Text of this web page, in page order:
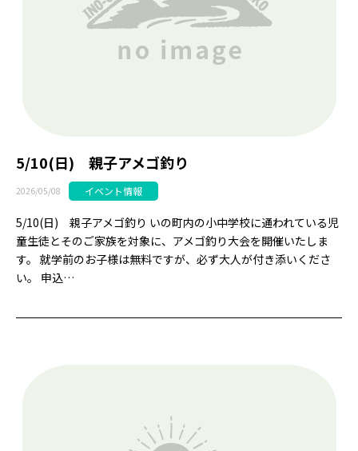
5/10(日) 親子アメゴ釣り
2026/05/08 イベント情報
5/10(日) 親子アメゴ釣り いの町内の小中学校に通われている児
童生徒とそのご家族を対象に、アメゴ釣り大会を開催いたしま
す。 就学前のお子様は無料ですが、必ず大人が付き添いくださ
い。 申込…